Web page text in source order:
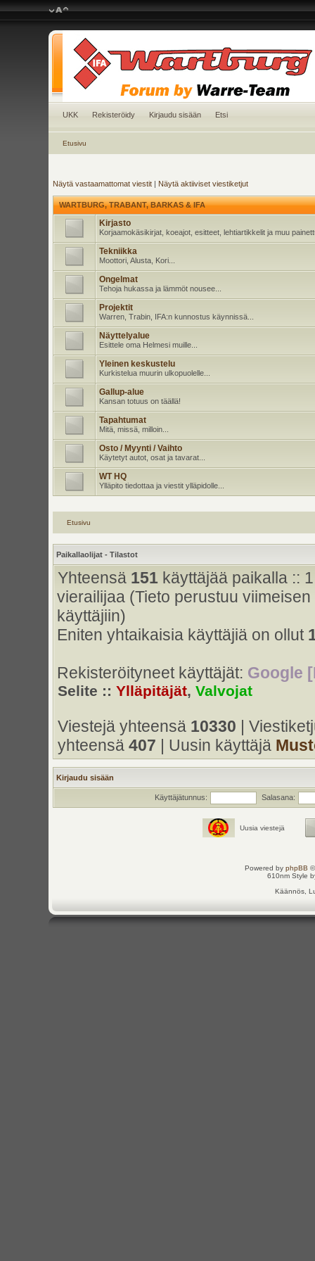
UKK Rekisteröidy Kirjaudu sisään Etsi
Etusivu
Näytä vastaamattomat viestit| Näytä aktiiviset viestiketjut
WARTBURG, TRABANT, BARKAS & IFA
Kirjasto
Korjaamokäsikirjat, koeajot, esitteet, lehtiartikkelit ja muu
Tekniikka
Moottori, Alusta, Kori...
Ongelmat
Tehoja hukassa ja lämmöt nousee...
Projektit
Warren, Trabin, IFA:n kunnostus käynnissä...
Näyttelyalue
Esittele oma Helmesi muille...
Yleinen keskustelu
Kurkistelua muurin ulkopuolelle...
Gallup-alue
Kansan totuus on täällä!
Tapahtumat
Mitä, missä, milloin...
Osto / Myynti / Vaihto
Käytetyt autot, osat ja tavarat...
WT HQ
Ylläpito tiedottaa ja viestit ylläpidolle...
Etusivu
Paikallaolijat - Tilastot
Yhteensä 151 käyttäjää paikalla ::
vierailijaa (Tieto perustuu
käyttäjiin)
Eniten yhtaikaisia käyttäjiä on ollut
Rekisteröityneet käyttäjät: Google
Selite :: Ylläpitäjät, Valvojat
Viestejä yhteensä 10330 |
yhteensä 407 | Uusin käyttäjä
Kirjaudu sisään
Käyttäjätunnus: Salasana:
Uusia viestejä
Powered by phpBB
610nm Style
Käännös,